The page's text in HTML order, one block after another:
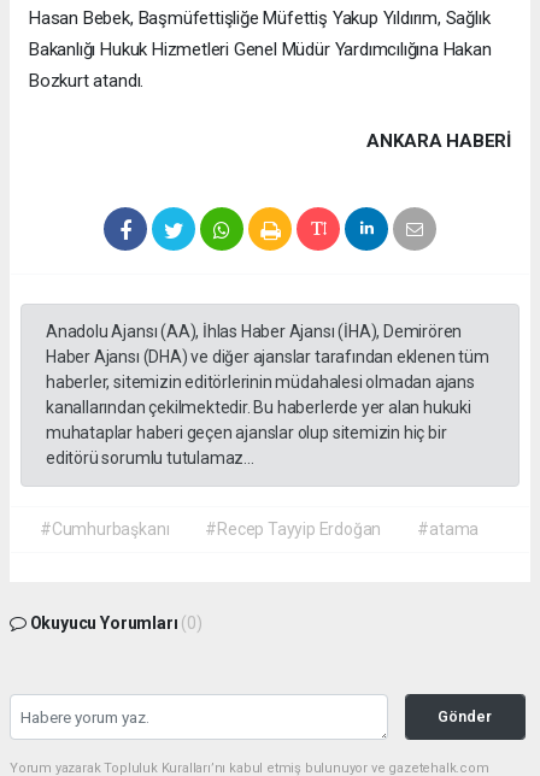
Hasan Bebek, Başmüfettişliğe Müfettiş Yakup Yıldırım, Sağlık
Bakanlığı Hukuk Hizmetleri Genel Müdür Yardımcılığına Hakan
Bozkurt atandı.
ANKARA HABERİ
Anadolu Ajansı (AA), İhlas Haber Ajansı (İHA), Demirören
Haber Ajansı (DHA) ve diğer ajanslar tarafından eklenen tüm
haberler, sitemizin editörlerinin müdahalesi olmadan ajans
kanallarından çekilmektedir. Bu haberlerde yer alan hukuki
muhataplar haberi geçen ajanslar olup sitemizin hiç bir
editörü sorumlu tutulamaz...
#Cumhurbaşkanı #Recep Tayyip Erdoğan #atama
Okuyucu Yorumları (0)
Gönder
Yorum yazarak Topluluk Kuralları’nı kabul etmiş bulunuyor ve gazetehalk.com